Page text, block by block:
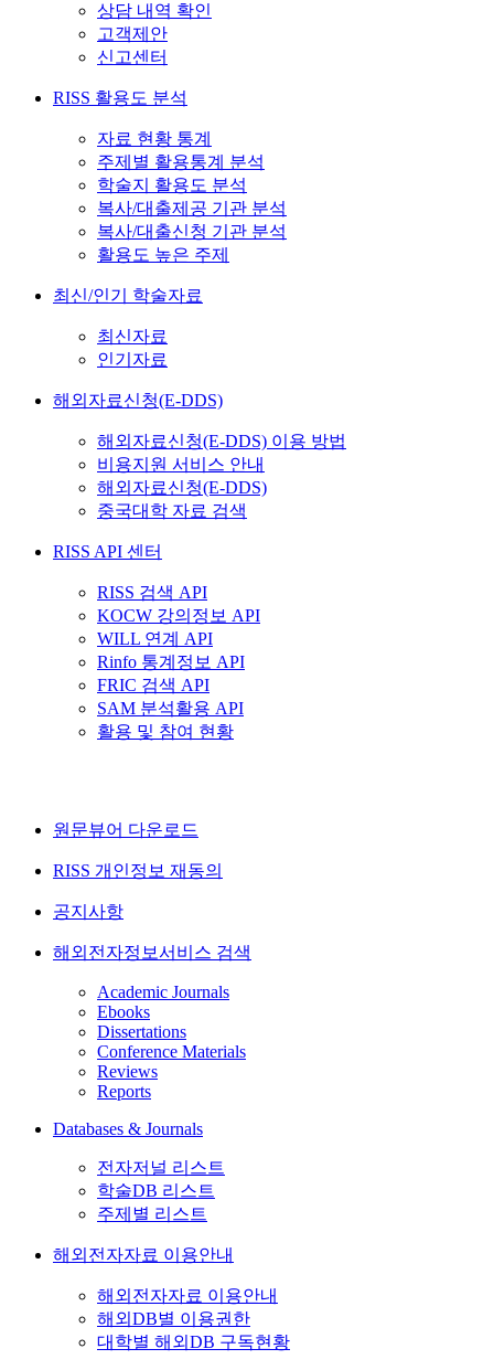
상담 내역 확인
고객제안
신고센터
RISS 활용도 분석
자료 현황 통계
주제별 활용통계 분석
학술지 활용도 분석
복사/대출제공 기관 분석
복사/대출신청 기관 분석
활용도 높은 주제
최신/인기 학술자료
최신자료
인기자료
해외자료신청(E-DDS)
해외자료신청(E-DDS) 이용 방법
비용지원 서비스 안내
해외자료신청(E-DDS)
중국대학 자료 검색
RISS API 센터
RISS 검색 API
KOCW 강의정보 API
WILL 연계 API
Rinfo 통계정보 API
FRIC 검색 API
SAM 분석활용 API
활용 및 참여 현황
원문뷰어 다운로드
RISS 개인정보 재동의
공지사항
해외전자정보서비스 검색
Academic Journals
Ebooks
Dissertations
Conference Materials
Reviews
Reports
Databases & Journals
전자저널 리스트
학술DB 리스트
주제별 리스트
해외전자자료 이용안내
해외전자자료 이용안내
해외DB별 이용권한
대학별 해외DB 구독현황